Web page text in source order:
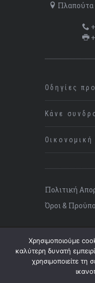
Πλαπούτα
Οδηγίες
Κάνε
Οικονομική
Πολιτική
Όροι &
©2026
Χρησιμοποιούμε
καλύτερη δυνατή
χρησιμοποιείτε τη